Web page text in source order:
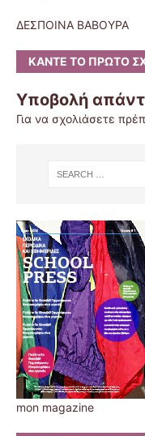
ΔΕΣΠΟΙΝΑ ΒΑΒΟΥΡΑ
ΚΆΝΤΕ ΤΟ ΠΡΏΤΟ
Υποβολή
Για να σχολιάσετε
mon magazine